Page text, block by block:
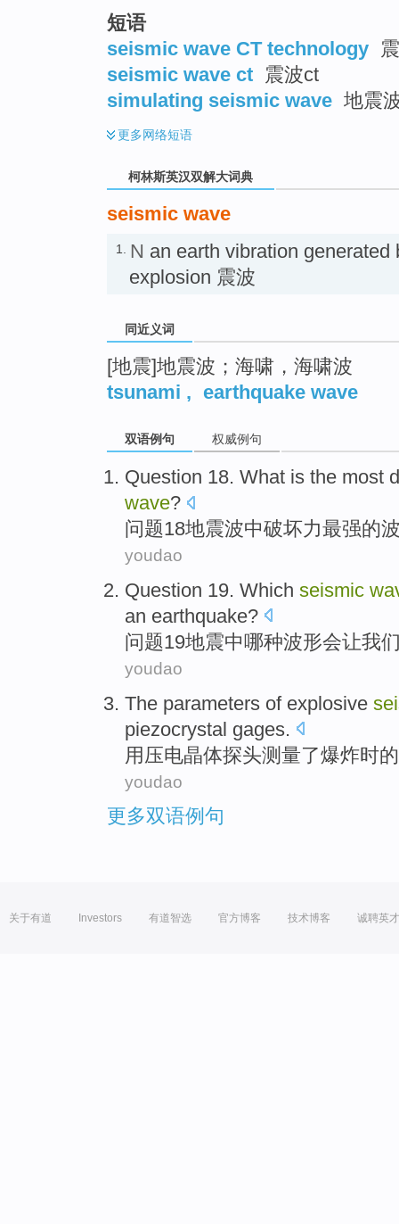
短语
seismic wave CT technology
seismic wave ct 震波ct
simulating seismic wave 地震
更多网络短语
柯林斯英汉双解大词典
seismic wave
1. N an earth vibration generated
explosion 震波
同近义词
[地震]地震波；海啸，海啸波
tsunami , earthquake wave
双语例句 权威例句
Question 18. What is the most
wave?
问题18地震波中破坏力最强的
youdao
Question 19. Which seismic
an earthquake?
问题19地震中哪种波形会让我
youdao
The parameters of explosive
piezocrystal gages.
用压电晶体探头测量了爆炸时的
youdao
更多双语例句
关于有道 Investors 有道智选 官方博客 技术博客 诚聘英才